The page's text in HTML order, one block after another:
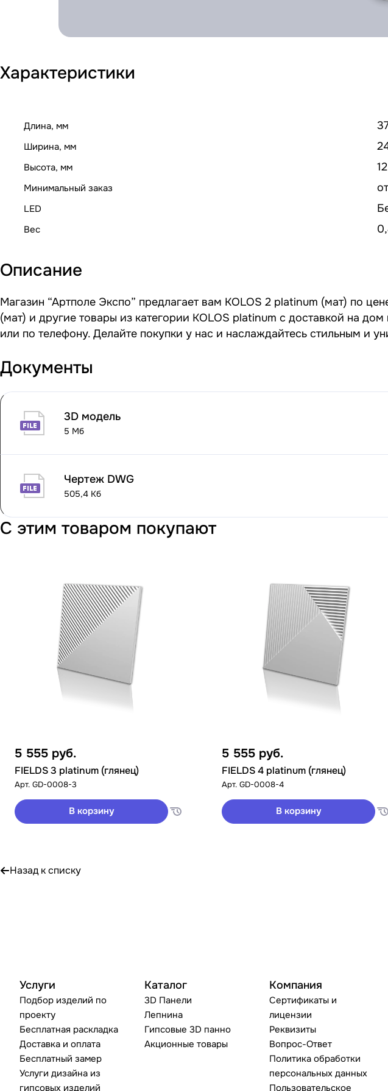
Характеристики
Длина, мм
Ширина, мм
Высота, мм 12
Минимальный заказ
LED
Вес
Описание
Магазин “Артполе Экспо” предлагает вам KOLOS 2 platinum (мат) по
(мат) и другие товары из категории KOLOS platinum с доставкой на
или по телефону. Делайте покупки у нас и наслаждайтесь стильным и
Документы
3D модель
5 Мб
Чертеж DWG
505,4 Кб
С этим товаром покупают
5 555 руб.
FIELDS 3 platinum (глянец)
Арт. GD-0008-3
В корзину
5 555 руб.
FIELDS 4 platinum (глянец)
Арт. GD-0008-4
В корзину
Назад к списку
Услуги
Подбор изделий по
проекту
Бесплатная раскладка
Доставка и оплата
Бесплатный замер
Услуги дизайна из
гипсовых изделий
Каталог
3D Панели
Лепнина
Гипсовые 3D панно
Акционные товары
Компания
Сертификаты и
лицензии
Реквизиты
Вопрос-Ответ
Политика обработки
персональных данных
Пользовательское